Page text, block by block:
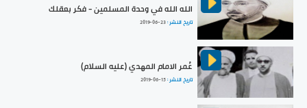
الله الله في وحدة المسلمين - فكر بعقلك
تاريخ النشر :2019-06-23
عُمر الامام المهدي (عليه السلام)
تاريخ النشر :2019-06-15